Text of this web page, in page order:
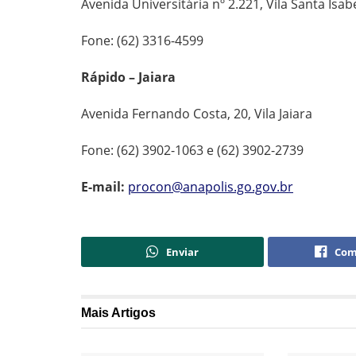
Avenida Universitária nº 2.221, Vila Santa
Fone: (62) 3316-4599
Rápido – Jaiara
Avenida Fernando Costa, 20, Vila Jaiara
Fone: (62) 3902-1063 e (62) 3902-2739
E-mail: procon@anapolis.go.gov.br
Enviar
MaisArtigos